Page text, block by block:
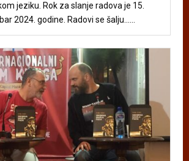
jeziku. Rok za slanje radova je 15.
2024. godine. Radovi se šalju......